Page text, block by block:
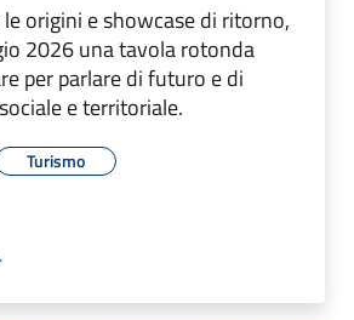
le origini e showcase di ritorno,
2026 una tavola rotonda
per parlare di futuro e di
e territoriale.
Turismo